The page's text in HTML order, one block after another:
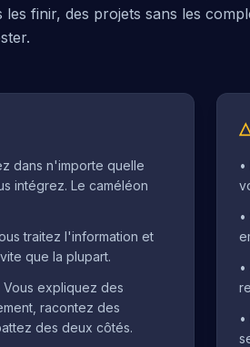
finir, des projets sans les
dans n'importe quelle
intégrez. Le caméléon
traitez l'information et
que la plupart.
expliquez des
racontez des
des deux côtés.
•
•
•
•